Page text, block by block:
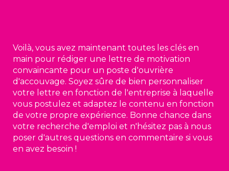
Voilà, vous avez maintenant toutes les clés en
main pour rédiger une lettre de motivation
convaincante pour un poste d'ouvrière
d'accouvage. Soyez sûre de bien personnaliser
votre lettre en fonction de l'entreprise à laquelle
vous postulez et adaptez le contenu en fonction
de votre propre expérience. Bonne chance dans
votre recherche d'emploi et n'hésitez pas à nous
poser d'autres questions en commentaire si vous
en avez besoin !